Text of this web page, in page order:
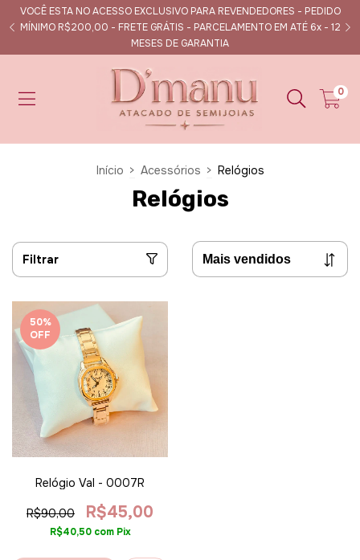
VOCÊ ESTA NO ACESSO EXCLUSIVO PARA REVENDEDORES - PEDIDO
MÍNIMO R$200,00 - FRETE GRÁTIS - PARCELAMENTO EM ATÉ 6x - 12
MESES DE GARANTIA
0
Início > Acessórios > Relógios
Relógios
Filtrar
50%
OFF
Relógio Val - 0007R
R$90,00 R$45,00
R$40,50 com Pix